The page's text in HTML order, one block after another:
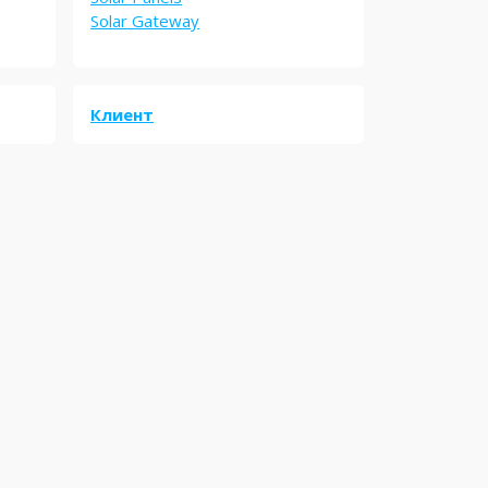
Solar Gateway
Клиент